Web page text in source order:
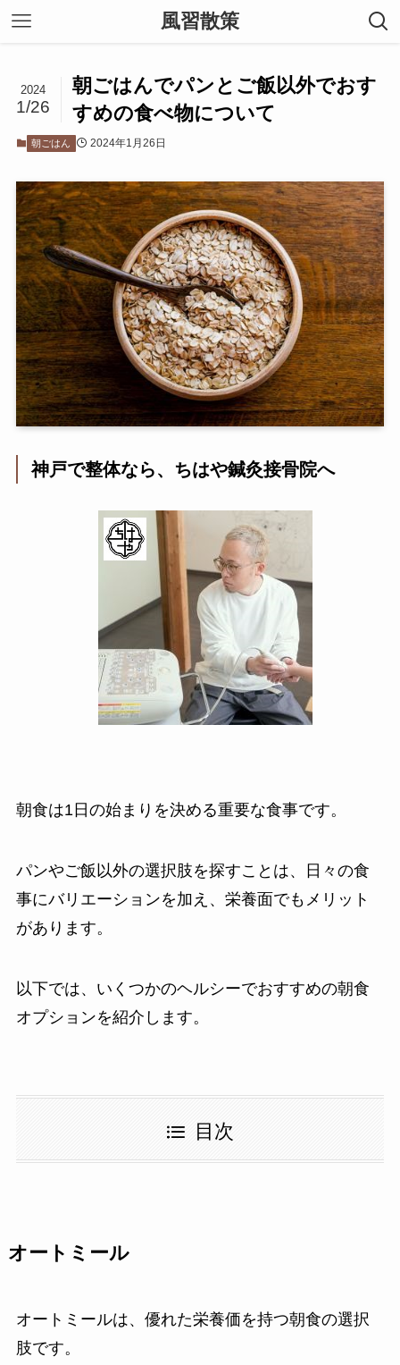
風習散策
朝ごはんでパンとご飯以外でおす
すめの食べ物について
2024
1/26
朝ごはん 2024年1月26日
神戸で整体なら、ちはや鍼灸接骨院へ
朝食は1日の始まりを決める重要な食事です。
パンやご飯以外の選択肢を探すことは、日々の食
事にバリエーションを加え、栄養面でもメリット
があります。
以下では、いくつかのヘルシーでおすすめの朝食
オプションを紹介します。
目次
オートミール
オートミールは、優れた栄養価を持つ朝食の選択
肢です。